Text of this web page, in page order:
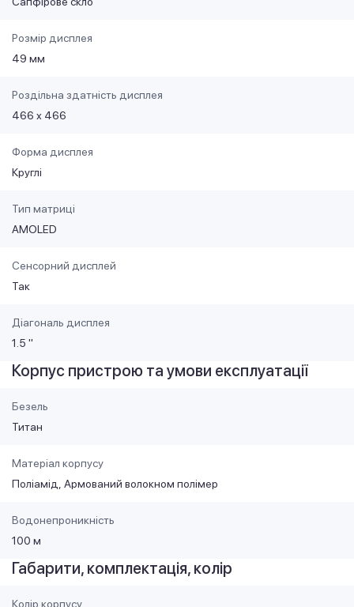
Розмір дисплея
49 мм
Роздільна здатність дисплея
466 х 466
Форма дисплея
Круглі
Тип матриці
AMOLED
Сенсорний дисплей
Так
Діагональ дисплея
1.5 "
Корпус пристрою та умови експлуатації
Безель
Титан
Матеріал корпусу
Поліамід
Армований волокном полімер
Водонепроникність
100 м
Габарити, комплектація, колір
Колір корпусу